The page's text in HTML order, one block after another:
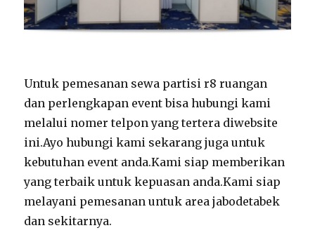
Untuk pemesanan sewa partisi r8 ruangan
dan perlengkapan event bisa hubungi kami
melalui nomer telpon yang tertera diwebsite
ini.Ayo hubungi kami sekarang juga untuk
kebutuhan event anda.Kami siap memberikan
yang terbaik untuk kepuasan anda.Kami siap
melayani pemesanan untuk area jabodetabek
dan sekitarnya.